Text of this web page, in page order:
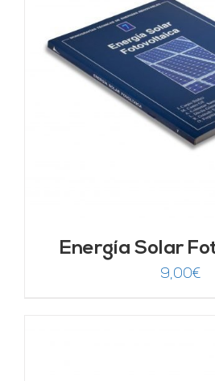
Energía Solar
9,00€